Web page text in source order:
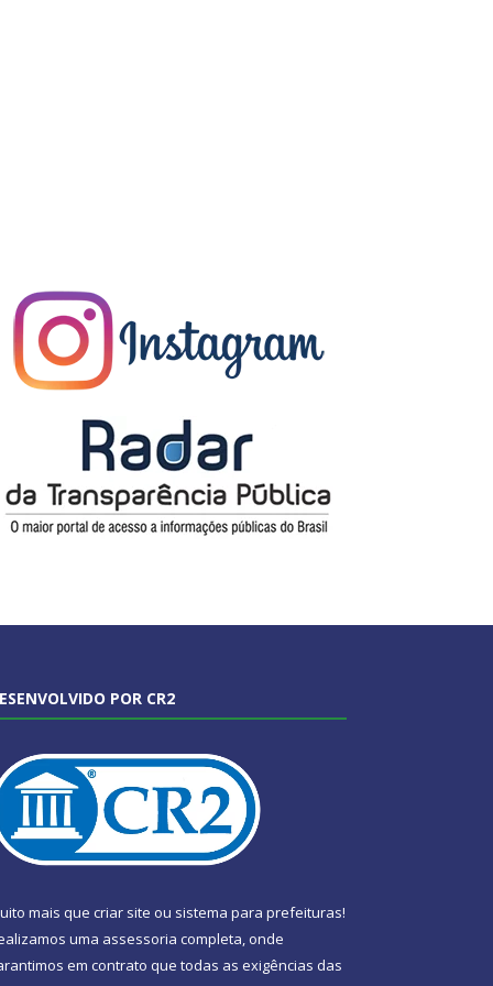
POR CR2
mais que criar site ou sistema para prefeituras!
uma assessoria completa, onde
em contrato que todas as exigências das